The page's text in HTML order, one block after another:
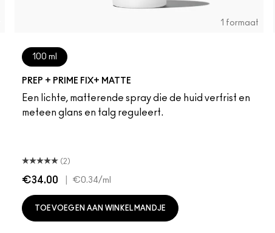
1 formaat
100 ml
PREP + PRIME FIX+ MATTE
Een lichte, matterende spray die de huid verfrist en
meteen glans en talg reguleert.
(2)
€34.00 €0.34/ml
TOEVOEGEN AAN WINKELMANDJE